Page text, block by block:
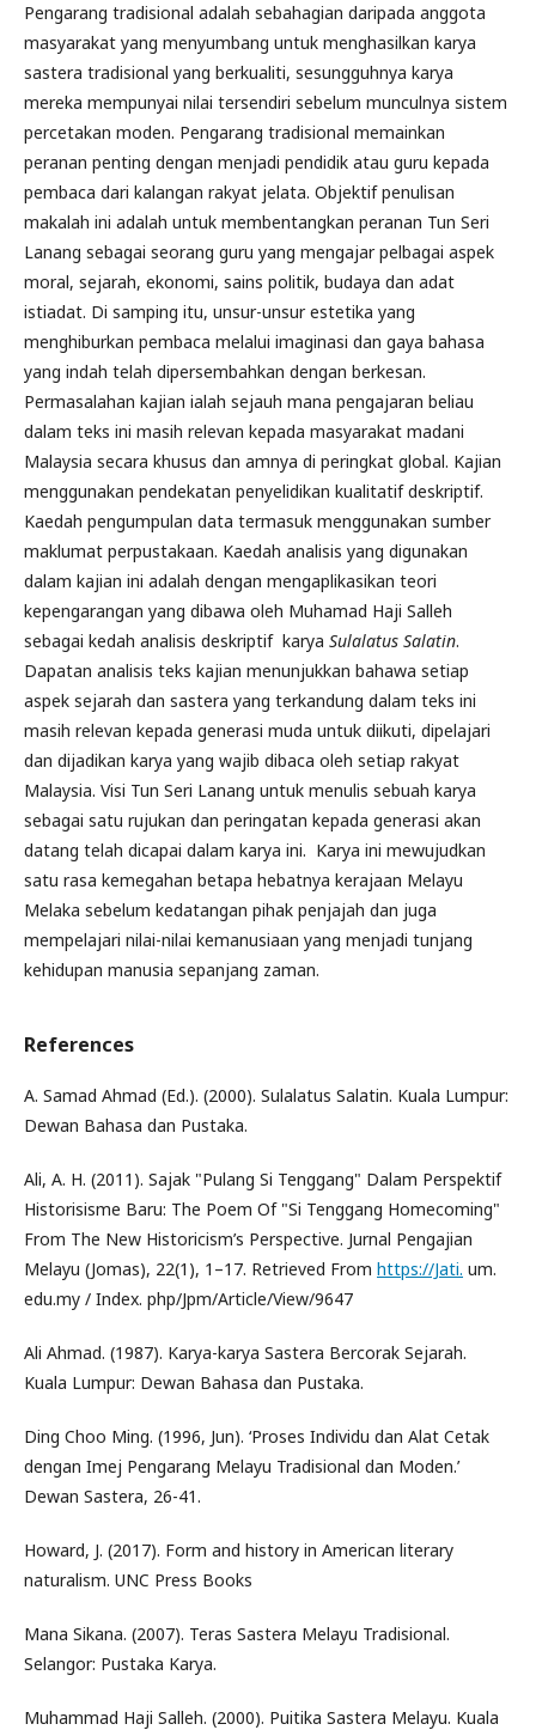
Pengarang tradisional adalah sebahagian daripada anggota
masyarakat yang menyumbang untuk menghasilkan karya
sastera tradisional yang berkualiti, sesungguhnya karya
mereka mempunyai nilai tersendiri sebelum munculnya sistem
percetakan moden. Pengarang tradisional memainkan
peranan penting dengan menjadi pendidik atau guru kepada
pembaca dari kalangan rakyat jelata. Objektif penulisan
makalah ini adalah untuk membentangkan peranan Tun Seri
Lanang sebagai seorang guru yang mengajar pelbagai aspek
moral, sejarah, ekonomi, sains politik, budaya dan adat
istiadat. Di samping itu, unsur-unsur estetika yang
menghiburkan pembaca melalui imaginasi dan gaya bahasa
yang indah telah dipersembahkan dengan berkesan.
Permasalahan kajian ialah sejauh mana pengajaran beliau
dalam teks ini masih relevan kepada masyarakat madani
Malaysia secara khusus dan amnya di peringkat global. Kajian
menggunakan pendekatan penyelidikan kualitatif deskriptif.
Kaedah pengumpulan data termasuk menggunakan sumber
maklumat perpustakaan. Kaedah analisis yang digunakan
dalam kajian ini adalah dengan mengaplikasikan teori
kepengarangan yang dibawa oleh Muhamad Haji Salleh
sebagai kedah analisis deskriptif karya Sulalatus Salatin.
Dapatan analisis teks kajian menunjukkan bahawa setiap
aspek sejarah dan sastera yang terkandung dalam teks ini
masih relevan kepada generasi muda untuk diikuti, dipelajari
dan dijadikan karya yang wajib dibaca oleh setiap rakyat
Malaysia. Visi Tun Seri Lanang untuk menulis sebuah karya
sebagai satu rujukan dan peringatan kepada generasi akan
datang telah dicapai dalam karya ini. Karya ini mewujudkan
satu rasa kemegahan betapa hebatnya kerajaan Melayu
Melaka sebelum kedatangan pihak penjajah dan juga
mempelajari nilai-nilai kemanusiaan yang menjadi tunjang
kehidupan manusia sepanjang zaman.
References
A. Samad Ahmad (Ed.). (2000). Sulalatus Salatin. Kuala Lumpur:
Dewan Bahasa dan Pustaka.
Ali, A. H. (2011). Sajak "Pulang Si Tenggang" Dalam Perspektif
Historisisme Baru: The Poem Of "Si Tenggang Homecoming"
From The New Historicism’s Perspective. Jurnal Pengajian
Melayu (Jomas), 22(1), 1–17. Retrieved From https://Jati. um.
edu.my / Index. php/Jpm/Article/View/9647
Ali Ahmad. (1987). Karya-karya Sastera Bercorak Sejarah.
Kuala Lumpur: Dewan Bahasa dan Pustaka.
Ding Choo Ming. (1996, Jun). ‘Proses Individu dan Alat Cetak
dengan Imej Pengarang Melayu Tradisional dan Moden.’
Dewan Sastera, 26-41.
Howard, J. (2017). Form and history in American literary
naturalism. UNC Press Books
Mana Sikana. (2007). Teras Sastera Melayu Tradisional.
Selangor: Pustaka Karya.
Muhammad Haji Salleh. (2000). Puitika Sastera Melayu. Kuala